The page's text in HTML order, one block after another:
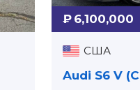
₽ 6,100,000
США
Audi S6 V